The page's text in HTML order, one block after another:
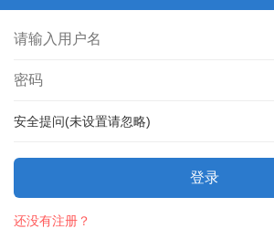
安全提问(未设置请忽略)
登录
还没有注册？